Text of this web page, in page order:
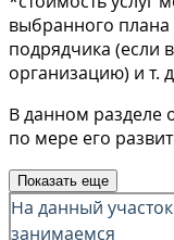
выбранного плана
подрядчика (если
организацию) и т.
В данном разделе
по мере его
Показать еще